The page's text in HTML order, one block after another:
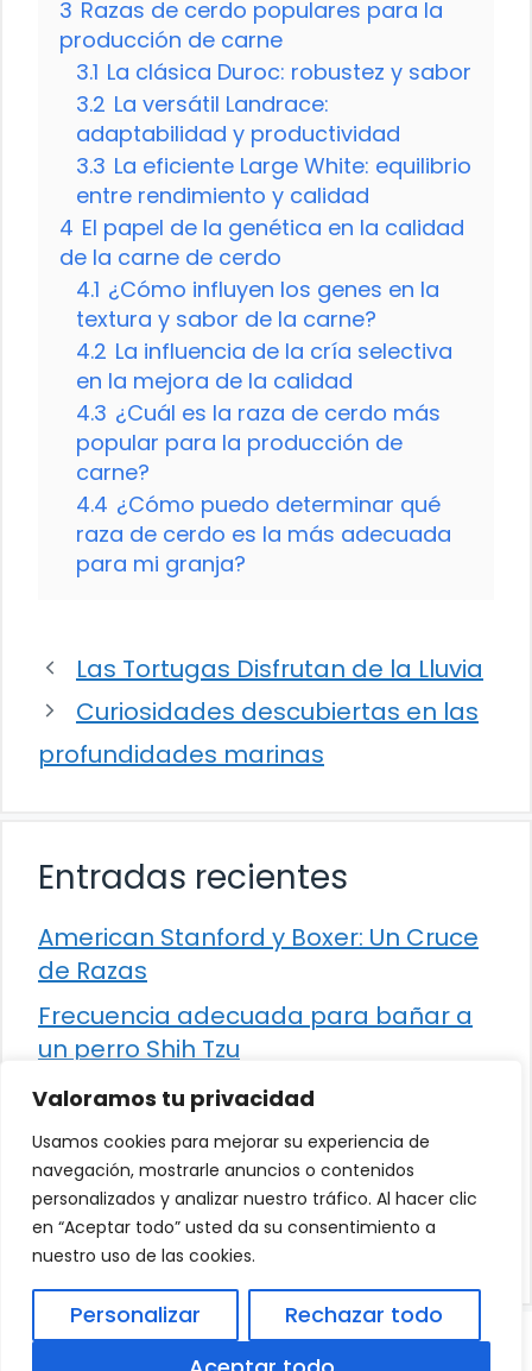
Valoramos tu privacidad
Usamos cookies para mejorar su experiencia de
navegación, mostrarle anuncios o contenidos
personalizados y analizar nuestro tráfico. Al hacer clic
en “Aceptar todo” usted da su consentimiento a
nuestro uso de las cookies.
Personalizar
Rechazar todo
3 Razas de cerdo populares para la
producción de carne
3.1 La clásica Duroc: robustez y sabor
3.2 La versátil Landrace:
adaptabilidad y productividad
3.3 La eficiente Large White: equilibrio
entre rendimiento y calidad
4 El papel de la genética en la calidad
de la carne de cerdo
4.1 ¿Cómo influyen los genes en la
textura y sabor de la carne?
4.2 La influencia de la cría selectiva
en la mejora de la calidad
4.3 ¿Cuál es la raza de cerdo más
popular para la producción de
carne?
4.4 ¿Cómo puedo determinar qué
raza de cerdo es la más adecuada
para mi granja?
Las Tortugas Disfrutan de la Lluvia
Curiosidades descubiertas en las
profundidades marinas
Entradas recientes
American Stanford y Boxer: Un Cruce
de Razas
Frecuencia adecuada para bañar a
un perro Shih Tzu
Comparación entre Apache Storm y
Spark Streaming
Cómo detener la diarrea en un gato
¿Los frutos rojos son seguros para
que los perros los consuman?
Política de Privacidad Aviso Legal|